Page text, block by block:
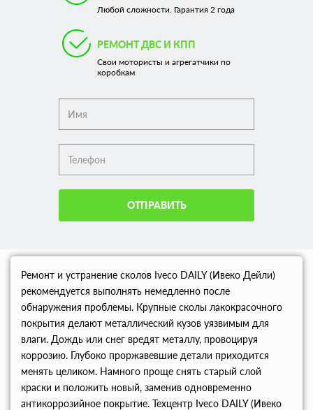
Любой сложности. Гарантия 2 года
РЕМОНТ ДВС И КПП
Свои мотористы и агрегатчики по
коробкам
ОТПРАВИТЬ
Ремонт и устранение сколов Iveco DAILY (Ивеко Дейли)
рекомендуется выполнять немедленно после
обнаружения проблемы. Крупные сколы лакокрасочного
покрытия делают металлический кузов уязвимым для
влаги. Дождь или снег вредят металлу, провоцируя
коррозию. Глубоко проржавевшие детали приходится
менять целиком. Намного проще снять старый слой
краски и положить новый, заменив одновременно
антикоррозийное покрытие. Техцентр Iveco DAILY (Ивеко